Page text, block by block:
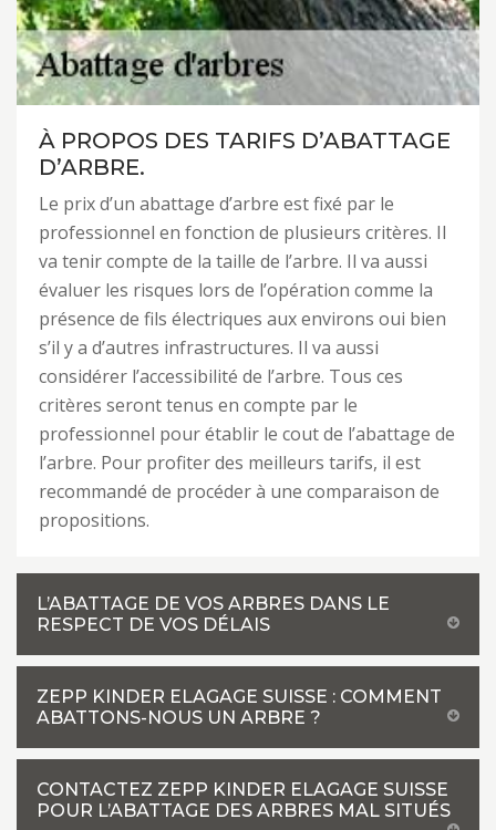
À PROPOS DES TARIFS D’ABATTAGE
D’ARBRE.
Le prix d’un abattage d’arbre est fixé par le
professionnel en fonction de plusieurs critères. Il
va tenir compte de la taille de l’arbre. Il va aussi
évaluer les risques lors de l’opération comme la
présence de fils électriques aux environs oui bien
s’il y a d’autres infrastructures. Il va aussi
considérer l’accessibilité de l’arbre. Tous ces
critères seront tenus en compte par le
professionnel pour établir le cout de l’abattage de
l’arbre. Pour profiter des meilleurs tarifs, il est
recommandé de procéder à une comparaison de
propositions.
L’ABATTAGE DE VOS ARBRES DANS LE
RESPECT DE VOS DÉLAIS
ZEPP KINDER ELAGAGE SUISSE : COMMENT
ABATTONS-NOUS UN ARBRE ?
CONTACTEZ ZEPP KINDER ELAGAGE SUISSE
POUR L’ABATTAGE DES ARBRES MAL SITUÉS